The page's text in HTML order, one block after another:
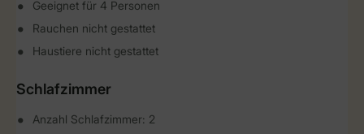
Geeignet für 4 Personen
Rauchen nicht gestattet
Haustiere nicht gestattet
Schlafzimmer
Anzahl Schlafzimmer: 2